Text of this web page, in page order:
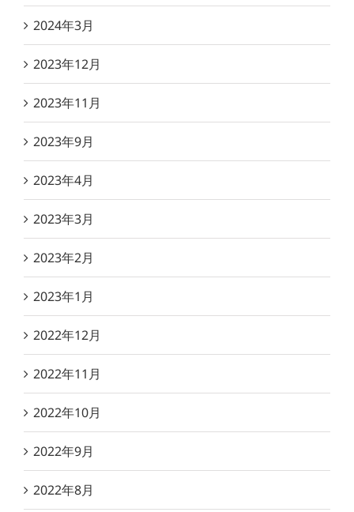
2024年3月
2023年12月
2023年11月
2023年9月
2023年4月
2023年3月
2023年2月
2023年1月
2022年12月
2022年11月
2022年10月
2022年9月
2022年8月